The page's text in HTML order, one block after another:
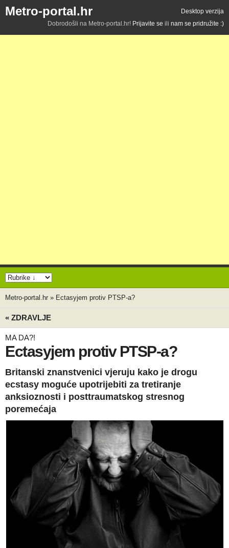
Metro-portal.hr
Desktop verzija
Dobrodošli na Metro-portal.hr! Prijavite se ili nam se pridružite :)
Metro-portal.hr » Ectasyjem protiv PTSP-a?
« ZDRAVLJE
MA DA?!
Ectasyjem protiv PTSP-a?
Britanski znanstvenici vjeruju kako je drogu
ecstasy moguće upotrijebiti za tretiranje
anksioznosti i posttraumatskog stresnog
poremećaja